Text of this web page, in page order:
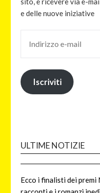
e delle nuove iniziative
Iscriviti
ULTIME NOTIZIE
Ecco i finalisti dei